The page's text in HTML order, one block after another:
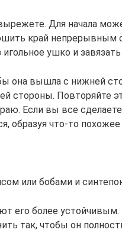
Для начала
край непрерывным
ушко и
она вышла с нижней
стороны. Повторяйте
Если вы все
образуя что-то
или бобами и
его более
так, чтобы он